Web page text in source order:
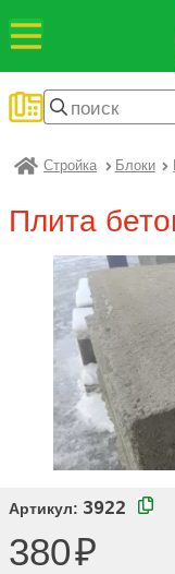
Радуга
Стройка Блоки
Плита
Артикул: 3922
380